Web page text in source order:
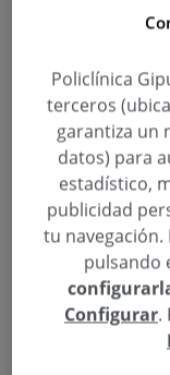
Policlínica
terceros
garantiza un
datos) para
estadístico,
publicidad
tu navegación.
pulsando
Configurar.